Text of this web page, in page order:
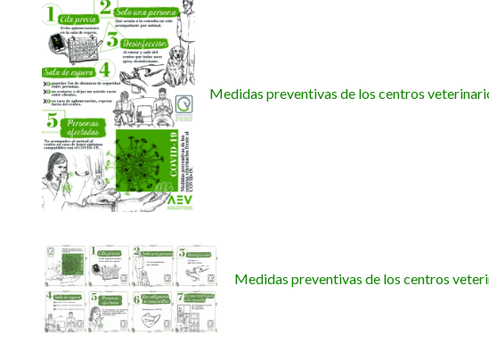
Medidas preventivas de los centros
Medidas preventivas de los centros